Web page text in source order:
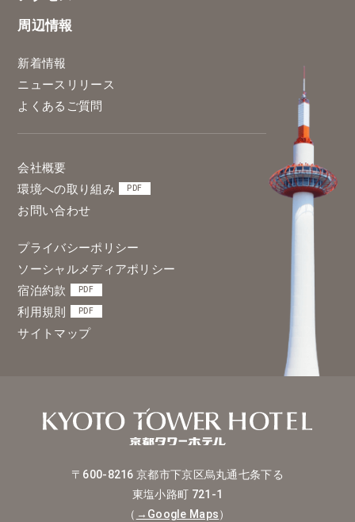
周辺情報
新着情報
ニュースリリース
よくあるご質問
会社概要
環境への取り組み
PDF
お問い合わせ
プライバシーポリシー
ソーシャルメディアポリシー
宿泊約款
PDF
利用規則 PDF
サイトマップ
〒600-8216 京都市下京区烏丸通七条下る
東塩小路町 721-1
（ →Google Maps）